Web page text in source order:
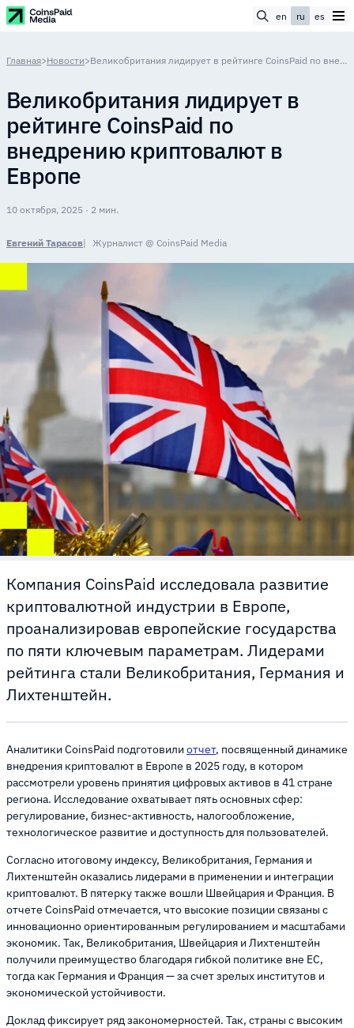
en ru es
Главная>Новости> Великобритания лидирует в рейтинге CoinsPaid по внедрению криптовалют в Европе
Великобритания лидирует в
рейтинге CoinsPaid по
внедрению криптовалют в
Европе
10 октября, 2025 · 2 мин.
Евгений Тарасов Журналист @ CoinsPaid Media
Компания CoinsPaid исследовала развитие
криптовалютной индустрии в Европе,
проанализировав европейские государства
по пяти ключевым параметрам. Лидерами
рейтинга стали Великобритания, Германия и
Лихтенштейн.
Аналитики CoinsPaid подготовили отчет, посвященный динамике
внедрения криптовалют в Европе в 2025 году, в котором
рассмотрели уровень принятия цифровых активов в 41 стране
региона. Исследование охватывает пять основных сфер:
регулирование, бизнес-активность, налогообложение,
технологическое развитие и доступность для пользователей.
Согласно итоговому индексу, Великобритания, Германия и
Лихтенштейн оказались лидерами в применении и интеграции
криптовалют. В пятерку также вошли Швейцария и Франция. В
отчете CoinsPaid отмечается, что высокие позиции связаны с
инновационно ориентированным регулированием и масштабами
экономик. Так, Великобритания, Швейцария и Лихтенштейн
получили преимущество благодаря гибкой политике вне ЕС,
тогда как Германия и Франция — за счет зрелых институтов и
экономической устойчивости.
Доклад фиксирует ряд закономерностей. Так, страны с высоким